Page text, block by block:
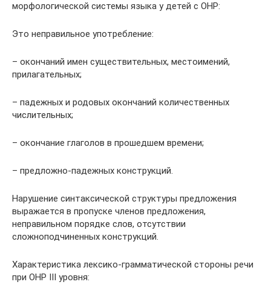
морфологической системы языка у детей с ОНР:
Это неправильное употребление:
– окончаний имен существительных, местоимений,
прилагательных;
– падежных и родовых окончаний количественных
числительных;
– окончание глаголов в прошедшем времени;
– предложно-падежных конструкций.
Нарушение синтаксической структуры предложения
выражается в пропуске членов предложения,
неправильном порядке слов, отсутствии
сложноподчиненных конструкций.
Характеристика лексико-грамматической стороны речи
при ОНР III уровня: